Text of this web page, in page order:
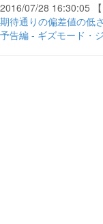
2016/07/28 16:30:05 【
期待通りの偏差値の低
予告編 - ギズモード・